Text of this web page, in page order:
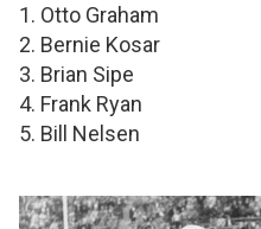
1. Otto Graham
2. Bernie Kosar
3. Brian Sipe
4. Frank Ryan
5. Bill Nelsen